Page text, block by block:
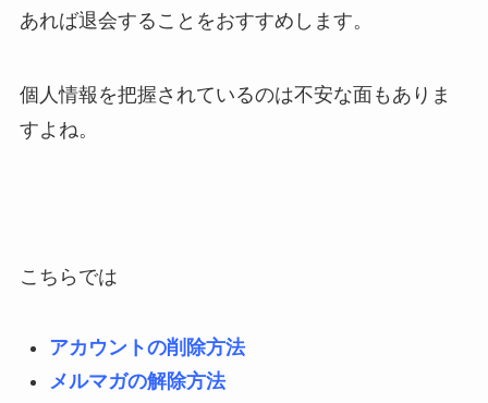
あれば退会することをおすすめします。
個人情報を把握されているのは不安な面もありま
すよね。
こちらでは
アカウントの削除方法
メルマガの解除方法